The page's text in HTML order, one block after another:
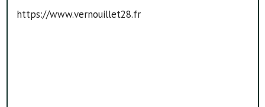
https://www.vernouillet28.fr